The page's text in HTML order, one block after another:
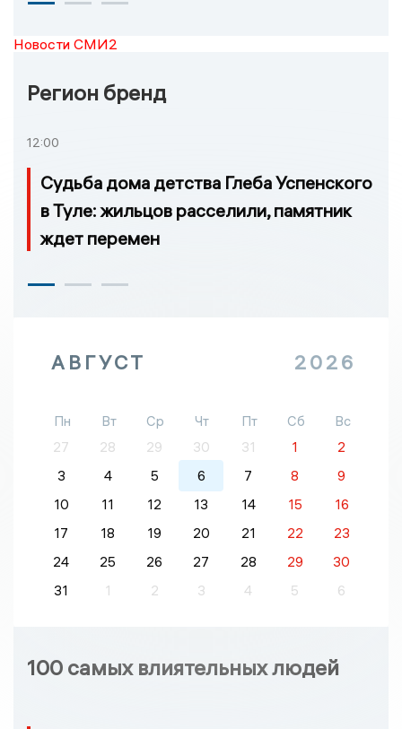
Новости СМИ2
Регион бренд
12:00
Судьба дома детства Глеба Успенского
в Туле: жильцов расселили, памятник
ждет перемен
АВГУСТ 2026
Пн Вт Ср Чт Пт Сб
Вс
27
28 29 30 31 1
2
3
4 5 6 7 8
9
10
11 12 13 14 15
16
17
18 19 20 21 22
23
24
25 26 27 28 29
30
31
1 2 3 4 5 6
100 самых влиятельных людей